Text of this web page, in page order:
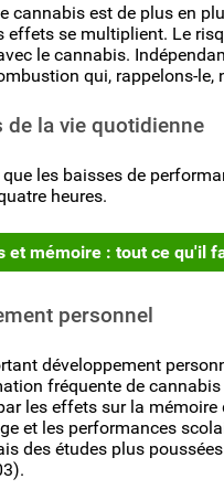
cannabis est de plus en
effets se multiplient. Le
le cannabis.
qui, rappelons-le,
de la vie quotidienne
les baisses de
heures.
et mémoire : tout ce qu'il
personnel
développement
fréquente de
les effets sur la
et les performances
des études plus